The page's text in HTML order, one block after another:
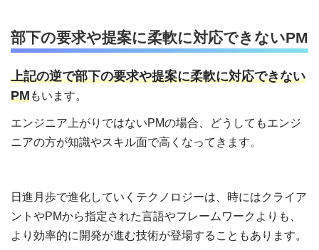
部下の要求や提案に柔軟に対応できないPM
上記の逆で部下の要求や提案に柔軟に対応できない
PMもいます。
エンジニア上がりではないPMの場合、どうしてもエンジ
ニアの方が知識やスキル面で高くなってきます。
日進月歩で進化していくテクノロジーは、時にはクライア
ントやPMから指定された言語やフレームワークよりも、
より効率的に開発が進む技術が登場することもあります。